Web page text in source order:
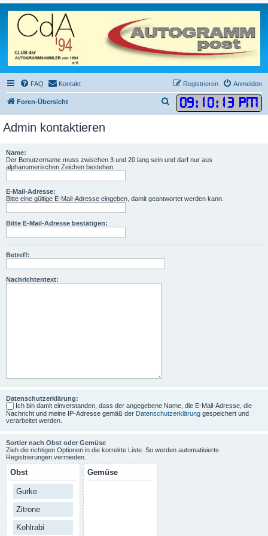
FAQ Kontakt Anmelden
Registrieren
Foren-Übersicht 09: 10: 13 PM
u
e
Admin kontaktieren
Name:
Der Benutzername muss zwischen 3 und 20 lang sein und darf nur aus
alphanumerischen Zeichen bestehen.
E-Mail-Adresse:
Bitte eine gültige E-Mail-Adresse eingeben, damit geantwortet werden kann.
Bitte E-Mail-Adresse bestätigen:
Betreff:
Nachrichtentext:
Datenschutzerklärung:
Ich bin damit einverstanden, dass der angegebene Name, die E-Mail-Adresse, die
Nachricht und meine IP-Adresse gemäß der Datenschutzerklärung gespeichert und
verarbeitet werden.
Sortier nach Obst oder Gemüse
Zieh die richtigen Optionen in die korrekte Liste. So werden automatisierte
Registrierungen vermieden.
Obst
Gurke
Zitrone
Kohlrabi
Gemüse